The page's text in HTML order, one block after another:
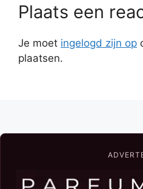
Plaats een
Je moet ingelogd zijn op
plaatsen.